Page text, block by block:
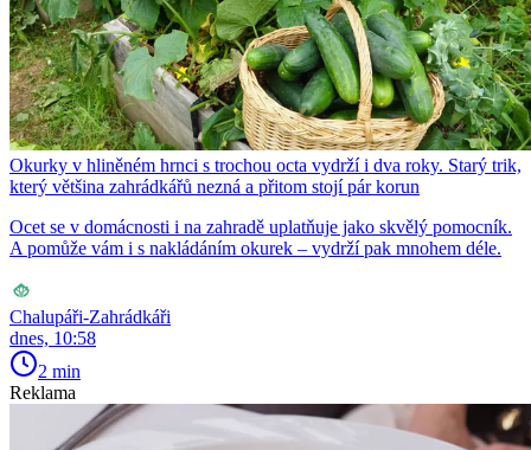
Okurky v hliněném hrnci s trochou octa vydrží i dva roky. Starý trik,
který většina zahrádkářů nezná a přitom stojí pár korun
Ocet se v domácnosti i na zahradě uplatňuje jako skvělý pomocník.
A pomůže vám i s nakládáním okurek – vydrží pak mnohem déle.
Chalupáři-Zahrádkáři
dnes, 10:58
2 min
Reklama